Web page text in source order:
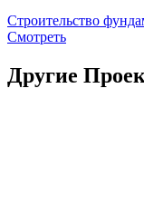
Строительство
Смотреть
Другие